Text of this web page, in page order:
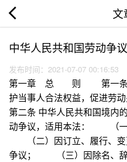
文
中华人民共和国劳动争
发布时间：2021-07-07 00:16:53
第一章 总 则 第一条 为
护当事人合法权益，促进
第二条 中华人民共和国境内
动争议，适用本法： （一
（二）因订立、履行、变
争议； （三）因除名、辞